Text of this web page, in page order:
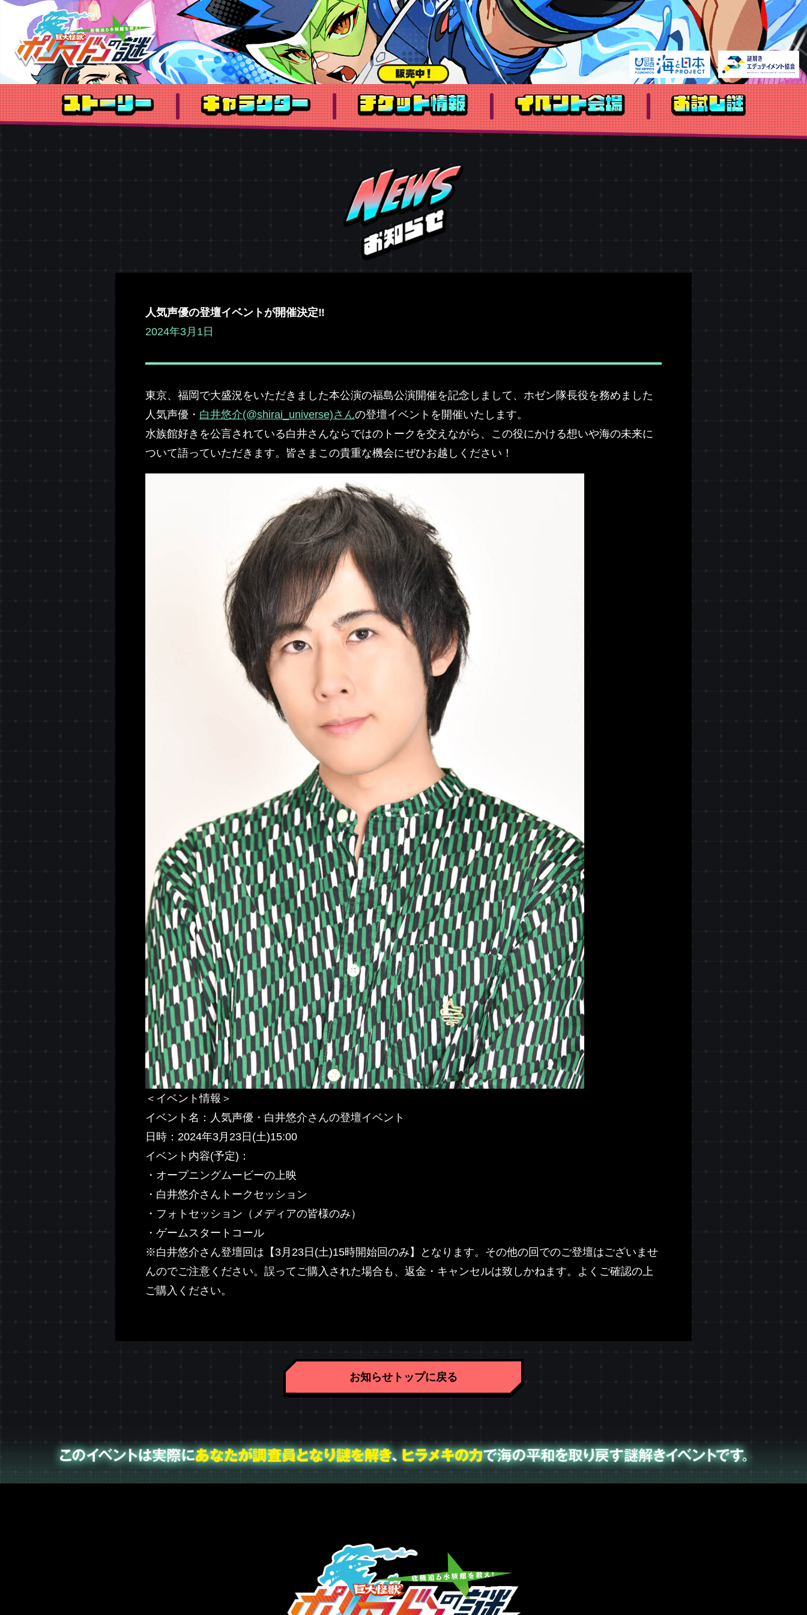
人気声優の登壇イベントが開催決定‼
2024年3月1日
東京、福岡で大盛況をいただきました本公演の福島公演開催を記念しまして、ホゼン隊長役を務めました
人気声優・ 白井悠介(@shirai_universe)さんの登壇イベントを開催いたします。
水族館好きを公言されている白井さんならではのトークを交えながら、この役にかける想いや海の未来に
ついて語っていただきます。皆さまこの貴重な機会にぜひお越しください！
＜イベント情報＞
イベント名：人気声優・白井悠介さんの登壇イベント
日時：2024年3月23日(土)15:00
イベント内容(予定)：
・オープニングムービーの上映
・白井悠介さんトークセッション
・フォトセッション（メディアの皆様のみ）
・ゲームスタートコール
※白井悠介さん登壇回は【3月23日(土)15時開始回のみ】となります。その他の回でのご登壇はございませ
んのでご注意ください。誤ってご購入された場合も、返金・キャンセルは致しかねます。よくご確認の上
ご購入ください。
お知らせトップに戻る